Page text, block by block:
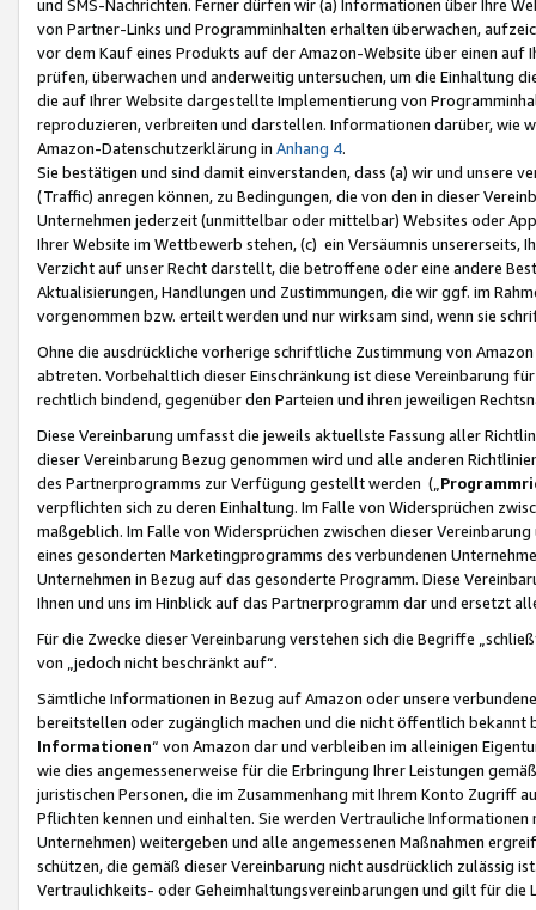
und SMS-Nachrichten. Ferner dürfen wir (a) Informationen über Ihre
von Partner-Links und Programminhalten erhalten überwachen,
vor dem Kauf eines Produkts auf der Amazon-Website über einen
prüfen, überwachen und anderweitig untersuchen, um die Einhaltung
die auf Ihrer Website dargestellte Implementierung von
reproduzieren, verbreiten und darstellen. Informationen darüber, wie
Amazon-Datenschutzerklärung in Anhang 4.
Sie bestätigen und sind damit einverstanden, dass (a) wir und
(Traffic) anregen können, zu Bedingungen, die von den in dieser
Unternehmen jederzeit (unmittelbar oder mittelbar) Websites oder
Ihrer Website im Wettbewerb stehen, (c) ein Versäumnis unsererseits,
Verzicht auf unser Recht darstellt, die betroffene oder eine andere
Aktualisierungen, Handlungen und Zustimmungen, die wir ggf. im
vorgenommen bzw. erteilt werden und nur wirksam sind, wenn sie
Ohne die ausdrückliche vorherige schriftliche Zustimmung von
abtreten. Vorbehaltlich dieser Einschränkung ist diese Vereinbarung
rechtlich bindend, gegenüber den Parteien und ihren jeweiligen
Diese Vereinbarung umfasst die jeweils aktuellste Fassung aller
dieser Vereinbarung Bezug genommen wird und alle anderen
des Partnerprogramms zur Verfügung gestellt werden („
verpflichten sich zu deren Einhaltung. Im Falle von Widersprüchen
maßgeblich. Im Falle von Widersprüchen zwischen dieser
eines gesonderten Marketingprogramms des verbundenen
Unternehmen in Bezug auf das gesonderte Programm. Diese
Ihnen und uns im Hinblick auf das Partnerprogramm dar und ersetzt
Für die Zwecke dieser Vereinbarung verstehen sich die Begriffe
von „jedoch nicht beschränkt auf“.
Sämtliche Informationen in Bezug auf Amazon oder unsere
bereitstellen oder zugänglich machen und die nicht öffentlich
Informationen“ von Amazon dar und verbleiben im alleinigen
wie dies angemessenerweise für die Erbringung Ihrer Leistungen
juristischen Personen, die im Zusammenhang mit Ihrem Konto
Pflichten kennen und einhalten. Sie werden Vertrauliche
Unternehmen) weitergeben und alle angemessenen Maßnahmen
schützen, die gemäß dieser Vereinbarung nicht ausdrücklich zulässig
Vertraulichkeits- oder Geheimhaltungsvereinbarungen und gilt für die